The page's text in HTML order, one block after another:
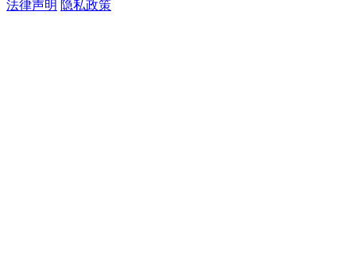
法律声明 隐私政策